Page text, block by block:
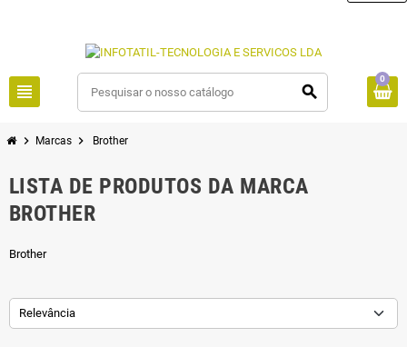
view_headline search
0
chevron_right Marcas chevron_right Brother
LISTA DE PRODUTOS DA MARCA
BROTHER
Brother
Relevância